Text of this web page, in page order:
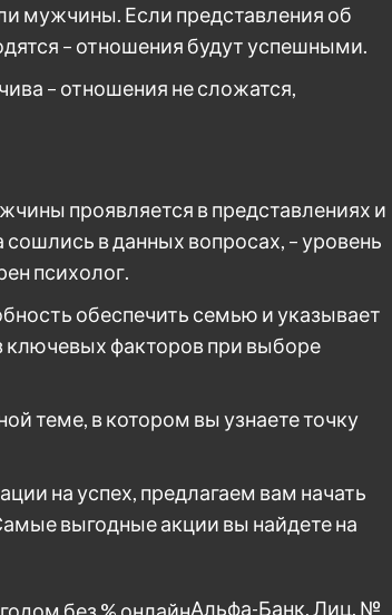
мужчины. Если представления об
– отношения будут успешными.
– отношения не сложатся,
проявляется в представлениях и
в данных вопросах, – уровень
психолог.
обеспечить семью и указывает
ключевых факторов при выборе
теме, в котором вы узнаете точку
на успех, предлагаем вам начать
выгодные акции вы найдете на
Альфа-Банк, Лиц. №